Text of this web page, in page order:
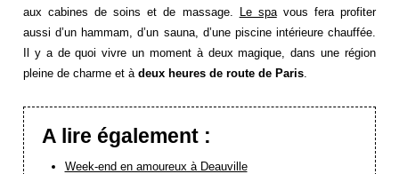
aux cabines de soins et de massage.
Le spavous fera profiter
aussi d’un hammam, d’un sauna, d’une piscine intérieure chauffée.
Il y a de quoi vivre un moment à deux magique, dans une région
pleine de charme et à deux heures de route de Paris.
A lire également :
Week-end en amoureux à Deauville